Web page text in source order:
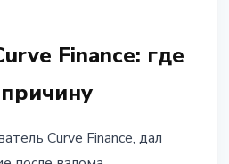
Finance: где
Curve Finance, дал